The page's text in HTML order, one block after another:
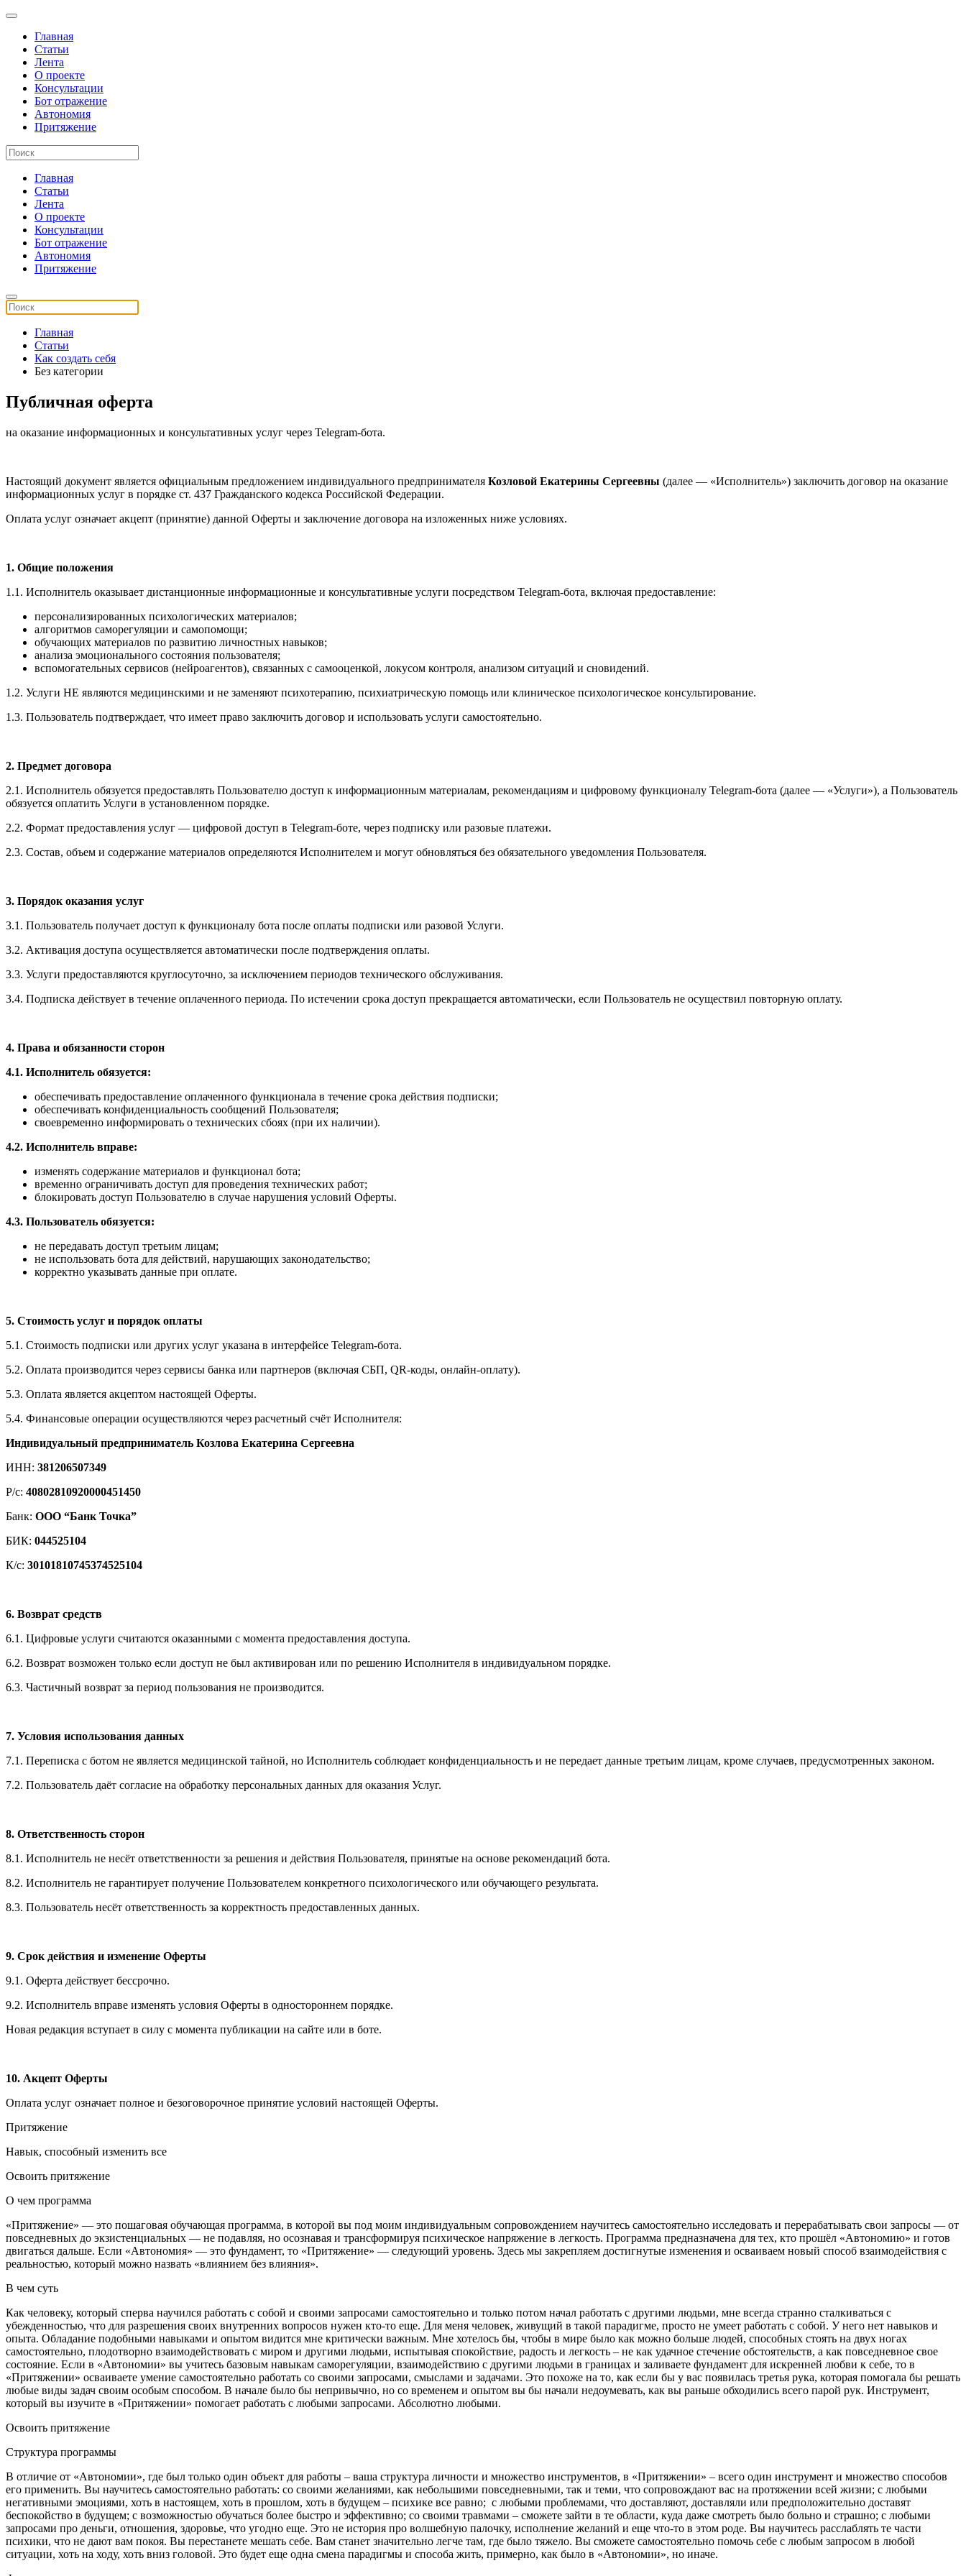
Главная
Статьи
Лента
О проекте
Консультации
Бот отражение
Автономия
Притяжение
Главная
Статьи
Лента
О проекте
Консультации
Бот отражение
Автономия
Притяжение
Главная
Статьи
Как создать себя
Без категории
Публичная оферта
на оказание информационных и консультативных услуг через Telegram-бота.
Настоящий документ является официальным предложением индивидуального предпринимателя Козловой Екатерины Сергеевны (далее — «Исполнитель») заключить договор на оказание
информационных услуг в порядке ст. 437 Гражданского кодекса Российской Федерации.
Оплата услуг означает акцепт (принятие) данной Оферты и заключение договора на изложенных ниже условиях.
1. Общие положения
1.1. Исполнитель оказывает дистанционные информационные и консультативные услуги посредством Telegram-бота, включая предоставление:
персонализированных психологических материалов;
алгоритмов саморегуляции и самопомощи;
обучающих материалов по развитию личностных навыков;
анализа эмоционального состояния пользователя;
вспомогательных сервисов (нейроагентов), связанных с самооценкой, локусом контроля, анализом ситуаций и сновидений.
1.2. Услуги НЕ являются медицинскими и не заменяют психотерапию, психиатрическую помощь или клиническое психологическое консультирование.
1.3. Пользователь подтверждает, что имеет право заключить договор и использовать услуги самостоятельно.
2. Предмет договора
2.1. Исполнитель обязуется предоставлять Пользователю доступ к информационным материалам, рекомендациям и цифровому функционалу Telegram-бота (далее — «Услуги»), а Пользователь
обязуется оплатить Услуги в установленном порядке.
2.2. Формат предоставления услуг — цифровой доступ в Telegram-боте, через подписку или разовые платежи.
2.3. Состав, объем и содержание материалов определяются Исполнителем и могут обновляться без обязательного уведомления Пользователя.
3. Порядок оказания услуг
3.1. Пользователь получает доступ к функционалу бота после оплаты подписки или разовой Услуги.
3.2. Активация доступа осуществляется автоматически после подтверждения оплаты.
3.3. Услуги предоставляются круглосуточно, за исключением периодов технического обслуживания.
3.4. Подписка действует в течение оплаченного периода. По истечении срока доступ прекращается автоматически, если Пользователь не осуществил повторную оплату.
4. Права и обязанности сторон
4.1. Исполнитель обязуется:
обеспечивать предоставление оплаченного функционала в течение срока действия подписки;
обеспечивать конфиденциальность сообщений Пользователя;
своевременно информировать о технических сбоях (при их наличии).
4.2. Исполнитель вправе:
изменять содержание материалов и функционал бота;
временно ограничивать доступ для проведения технических работ;
блокировать доступ Пользователю в случае нарушения условий Оферты.
4.3. Пользователь обязуется:
не передавать доступ третьим лицам;
не использовать бота для действий, нарушающих законодательство;
корректно указывать данные при оплате.
5. Стоимость услуг и порядок оплаты
5.1. Стоимость подписки или других услуг указана в интерфейсе Telegram-бота.
5.2. Оплата производится через сервисы банка или партнеров (включая СБП, QR-коды, онлайн-оплату).
5.3. Оплата является акцептом настоящей Оферты.
5.4. Финансовые операции осуществляются через расчетный счёт Исполнителя:
Индивидуальный предприниматель Козлова Екатерина Сергеевна
ИНН: 381206507349
Р/с: 40802810920000451450
Банк: ООО “Банк Точка”
БИК: 044525104
К/с: 30101810745374525104
6. Возврат средств
6.1. Цифровые услуги считаются оказанными с момента предоставления доступа.
6.2. Возврат возможен только если доступ не был активирован или по решению Исполнителя в индивидуальном порядке.
6.3. Частичный возврат за период пользования не производится.
7. Условия использования данных
7.1. Переписка с ботом не является медицинской тайной, но Исполнитель соблюдает конфиденциальность и не передает данные третьим лицам, кроме случаев, предусмотренных законом.
7.2. Пользователь даёт согласие на обработку персональных данных для оказания Услуг.
8. Ответственность сторон
8.1. Исполнитель не несёт ответственности за решения и действия Пользователя, принятые на основе рекомендаций бота.
8.2. Исполнитель не гарантирует получение Пользователем конкретного психологического или обучающего результата.
8.3. Пользователь несёт ответственность за корректность предоставленных данных.
9. Срок действия и изменение Оферты
9.1. Оферта действует бессрочно.
9.2. Исполнитель вправе изменять условия Оферты в одностороннем порядке.
Новая редакция вступает в силу с момента публикации на сайте или в боте.
10. Акцепт Оферты
Оплата услуг означает полное и безоговорочное принятие условий настоящей Оферты.
Притяжение
Навык, способный изменить все
Освоить притяжение
О чем программа
«Притяжение» — это пошаговая обучающая программа, в которой вы под моим индивидуальным сопровождением научитесь самостоятельно исследовать и перерабатывать свои запросы — от
повседневных до экзистенциальных — не подавляя, но осознавая и трансформируя психическое напряжение в легкость. Программа предназначена для тех, кто прошёл «Автономию» и готов
двигаться дальше. Если «Автономия» — это фундамент, то «Притяжение» — следующий уровень. Здесь мы закрепляем достигнутые изменения и осваиваем новый способ взаимодействия с
реальностью, который можно назвать «влиянием без влияния».
В чем суть
Как человеку, который сперва научился работать с собой и своими запросами самостоятельно и только потом начал работать с другими людьми, мне всегда странно сталкиваться с
убежденностью, что для разрешения своих внутренних вопросов нужен кто-то еще. Для меня человек, живущий в такой парадигме, просто не умеет работать с собой. У него нет навыков и
опыта. Обладание подобными навыками и опытом видится мне критически важным. Мне хотелось бы, чтобы в мире было как можно больше людей, способных стоять на двух ногах
самостоятельно, плодотворно взаимодействовать с миром и другими людьми, испытывая спокойствие, радость и легкость – не как удачное стечение обстоятельств, а как повседневное свое
состояние. Если в «Автономии» вы учитесь базовым навыкам саморегуляции, взаимодействию с другими людьми в границах и заливаете фундамент для искренней любви к себе, то в
«Притяжении» осваиваете умение самостоятельно работать со своими запросами, смыслами и задачами. Это похоже на то, как если бы у вас появилась третья рука, которая помогала бы решать
любые виды задач своим особым способом. В начале было бы непривычно, но со временем и опытом вы бы начали недоумевать, как вы раньше обходились всего парой рук. Инструмент,
который вы изучите в «Притяжении» помогает работать с любыми запросами. Абсолютно любыми.
Освоить притяжение
Структура программы
В отличие от «Автономии», где был только один объект для работы – ваша структура личности и множество инструментов, в «Притяжении» – всего один инструмент и множество способов
его применить. Вы научитесь самостоятельно работать: со своими желаниями, как небольшими повседневными, так и теми, что сопровождают вас на протяжении всей жизни; с любыми
негативными эмоциями, хоть в настоящем, хоть в прошлом, хоть в будущем – психике все равно; с любыми проблемами, что доставляют, доставляли или предположительно доставят
беспокойство в будущем; с возможностью обучаться более быстро и эффективно; со своими травмами – сможете зайти в те области, куда даже смотреть было больно и страшно; с любыми
запросами про деньги, отношения, здоровье, что угодно еще. Это не история про волшебную палочку, исполнение желаний и еще что-то в этом роде. Вы научитесь расслаблять те части
психики, что не дают вам покоя. Вы перестанете мешать себе. Вам станет значительно легче там, где было тяжело. Вы сможете самостоятельно помочь себе с любым запросом в любой
ситуации, хоть на ходу, хоть вниз головой. Это будет еще одна смена парадигмы и способа жить, примерно, как было в «Автономии», но иначе.